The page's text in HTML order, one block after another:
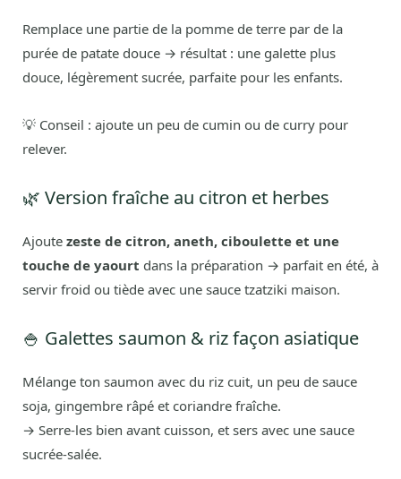
Remplace une partie de la pomme de terre par de la
purée de patate douce → résultat : une galette plus
douce, légèrement sucrée, parfaite pour les enfants.
💡 Conseil : ajoute un peu de cumin ou de curry pour
relever.
🌿 Version fraîche au citron et herbes
Ajoute zeste de citron, aneth, ciboulette et une
touche de yaourt dans la préparation → parfait en été, à
servir froid ou tiède avec une sauce tzatziki maison.
🍚 Galettes saumon & riz façon asiatique
Mélange ton saumon avec du riz cuit, un peu de sauce
soja, gingembre râpé et coriandre fraîche.
→ Serre-les bien avant cuisson, et sers avec une sauce
sucrée-salée.